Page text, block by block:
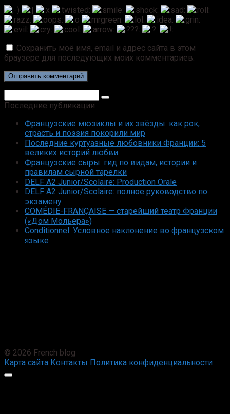
Сохранить моё имя, email и адрес сайта в этом
браузере для последующих моих комментариев.
Последние публикации
Французские мюзиклы и их звёзды: как рок,
страсть и поэзия покорили мир
Последние куртуазные любовники Франции: 5
великих историй любви
Французские сыры: гид по видам, истории и
правилам сырной тарелки
DELF A2 Junior/Scolaire: Production Orale
DELF A2 Junior/Scolaire: полное руководство по
экзамену
COMÉDIE-FRANÇAISE — старейший театр Франции
(«Дом Мольера»)
Conditionnel: Условное наклонение во французском
языке
© 2026 French blog
Карта сайта Контакты Политика конфиденциальности